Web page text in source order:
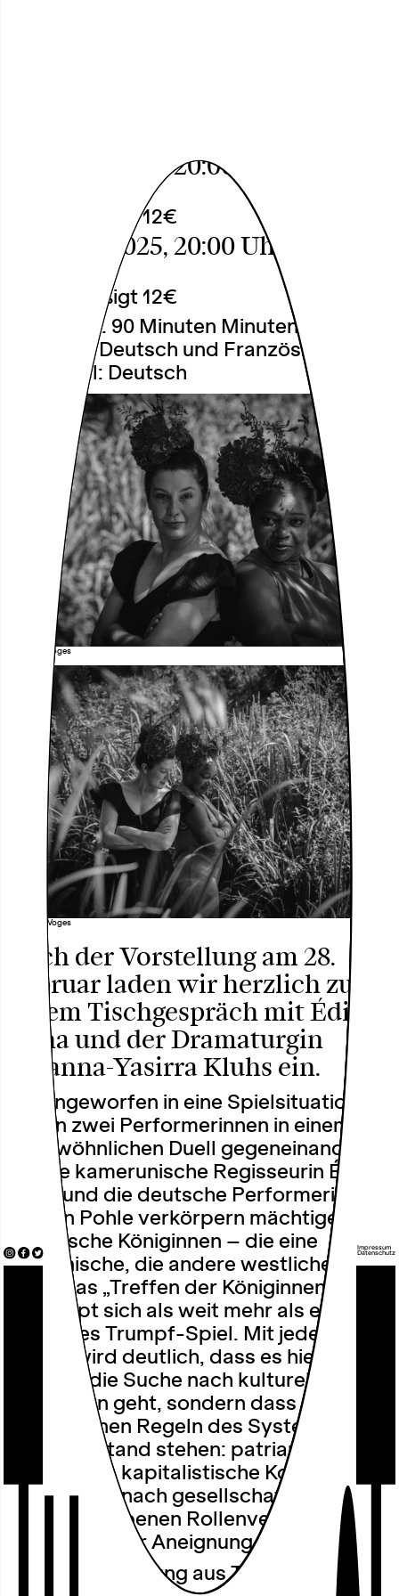
Fr, 28.02.2025, 20:00 Uhr
18€, ermäßigt 12€
Sa, 01.03.2025, 20:00 Uhr
18€, ermäßigt 12€
Dauer: Ca. 90 Minuten Minuten
Sprache: Deutsch und Französisch
Untertitel: Deutsch
Foto: Nils Voges
Foto: Nils Voges
Nach der Vorstellung am 28.
Februar laden wir herzlich zu
einem Tischgespräch mit Édith
Nana und der Dramaturgin
Johanna-Yasirra Kluhs ein.
Hineingeworfen in eine Spielsituation,
treten zwei Performerinnen in einem
ungewöhnlichen Duell gegeneinander
an: die kamerunische Regisseurin Édith
Nana und die deutsche Performerin
Kerstin Pohle verkörpern mächtige,
historische Königinnen – die eine
afrikanische, die andere westliche.
Doch das „Treffen der Königinnen“
entpuppt sich als weit mehr als ein
einfaches Trumpf-Spiel. Mit jeder
Runde wird deutlich, dass es hier nicht
bloß um die Suche nach kulturellen
Vorbildern geht, sondern dass auch die
verborgenen Regeln des Systems auf
dem Prüfstand stehen: patriarchale
Strukturen, kapitalistische Konzepte
und Fragen nach gesellschaftlich
vorgeschriebenen Rollenverteilungen
und kultureller Aneignung.
Mit einer Mischung aus Theater, Game,
Impressum
Datenschutz